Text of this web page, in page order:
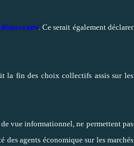
. Ce serait également déclarer
la fin des choix collectifs assis sur les
vue informationnel, ne permettent pas
agents économique sur les marchés